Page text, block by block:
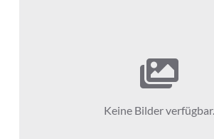
Keine Bilder verfügbar.